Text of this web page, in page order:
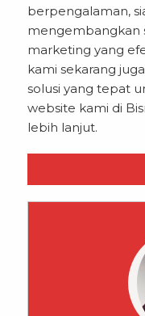
berpengalaman,
mengembangkan
marketing yang
kami sekarang
solusi yang tepat
website kami di
lebih lanjut.